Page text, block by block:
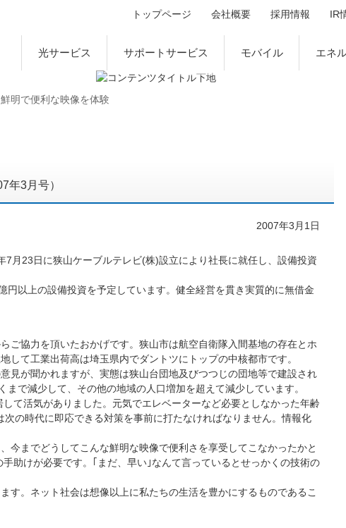
トップページ 会社概要 採用情報 IR
光サービス サポートサービス モバイル エネ
鮮明で便利な映像を体験
年3月号）
2007年3月1日
月23日に狭山ケーブルテレビ(株)設立により社長に就任し、設備投資
以上の設備投資を予定しています。健全経営を貫き実質的に無借金
ご協力を頂いたおかげです。狭山市は航空自衛隊入間基地の存在とホ
て工業出荷高は埼玉県内でダントツにトップの中核都市です。
見が聞かれますが、実態は狭山台団地及びつつじの団地等で建設され
で減少して、その他の地域の人口増加を超えて減少しています。
て活気がありました。元気でエレベーターなど必要としなかった年齢
の時代に即応できる対策を事前に打たなければなりません。情報化
今までどうしてこんな鮮明な映像で便利さを享受してこなかったかと
助けが必要です。｢まだ、早い｣なんて言っているとせっかくの技術の
す。ネット社会は想像以上に私たちの生活を豊かにするものであるこ